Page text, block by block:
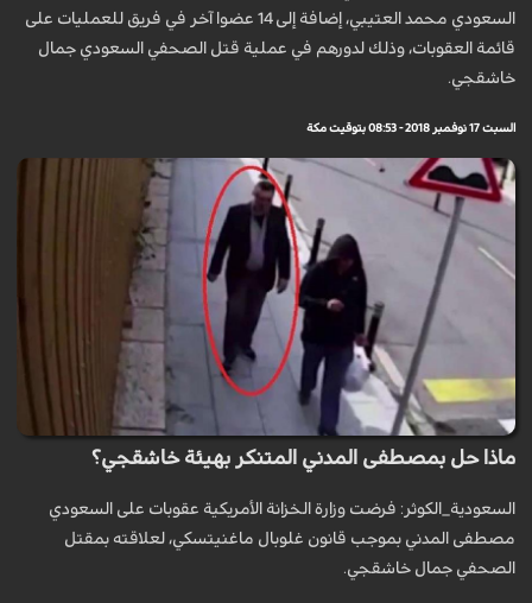
السعودي محمد العتيبي، إضافة إلى 14 عضوا آخر في فريق للعمليات على
قائمة العقوبات، وذلك لدورهم في عملية قتل الصحفي السعودي جمال
خاشقجي.
السبت 17 نوفمبر 2018 - 08:53 بتوقيت مكة
ماذا حل بمصطفى المدني المتنكر بهيئة خاشقجي؟
السعودية_الكوثر: فرضت وزارة الخزانة الأمريكية عقوبات على السعودي
مصطفى المدني بموجب قانون غلوبال ماغنيتسكي، لعلاقته بمقتل
الصحفي جمال خاشقجي.